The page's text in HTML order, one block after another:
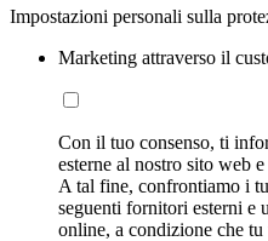
Impostazioni personali sulla
Marketing attraverso il
Con il tuo consenso, ti
esterne al nostro sito web
A tal fine, confrontiamo i
seguenti fornitori esterni e
online, a condizione che